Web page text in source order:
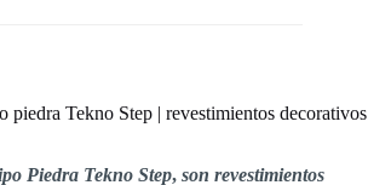
piedra Tekno Step | revestimientos decorativos
Piedra Tekno Step, son revestimientos